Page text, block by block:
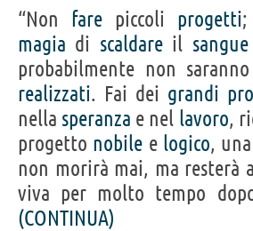
“Non fare piccoli progetti
magia di scaldareil sangue
probabilmente non
realizzati. Fai dei grandi
nella speranza e nel lavoro,
progetto nobile e logico,
non morirà mai, ma resterà
viva per molto tempo
(CONTINUA)